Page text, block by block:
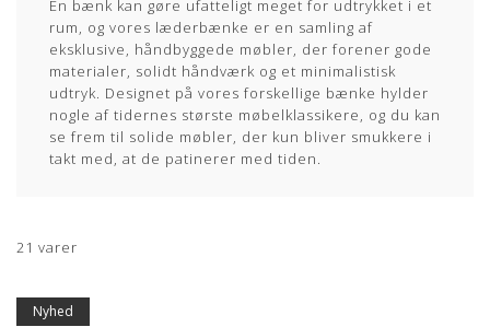
En bænk kan gøre ufatteligt meget for udtrykket i et
rum, og vores læderbænke er en samling af
eksklusive, håndbyggede møbler, der forener gode
materialer, solidt håndværk og et minimalistisk
udtryk. Designet på vores forskellige bænke hylder
nogle af tidernes største møbelklassikere, og du kan
se frem til solide møbler, der kun bliver smukkere i
takt med, at de patinerer med tiden.
21 varer
Tilbud
Nyhed